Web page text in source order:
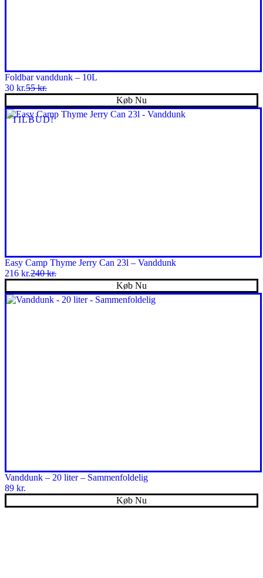
Foldbar vanddunk – 10L
55kr.
Den
pris
var:
30 kr.
Den
pris
er:
Køb Nu
TILBUD!
Easy Camp Thyme Jerry Can 23l – Vanddunk
240kr.
Den
pris
216 kr.
Den
pris
Køb Nu
Vanddunk – 20 liter – Sammenfoldelig
89 kr.
Køb Nu